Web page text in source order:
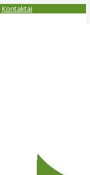
Kontaktai